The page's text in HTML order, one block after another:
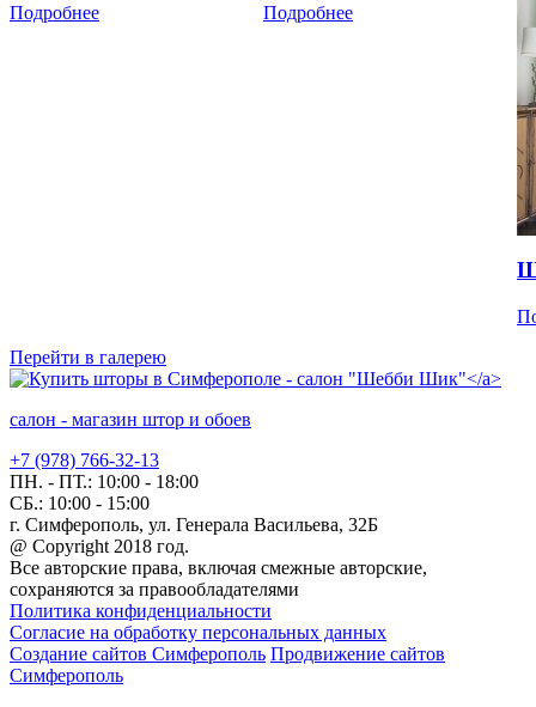
Подробнее Подробнее
Перейти в галерею
салон - магазин штор и обоев
+7 (978) 766-32-13
ПН. - ПТ.: 10:00 - 18:00
СБ.: 10:00 - 15:00
г. Симферополь, ул. Генерала Васильева, 32Б
@ Copyright 2018 год.
Все авторские права, включая смежные авторские,
сохраняются за правообладателями
Политика конфиденциальности
Согласие на обработку персональных данных
Создание сайтов Симферополь Продвижение сайтов
Симферополь